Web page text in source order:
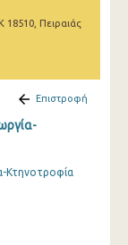
18510, Πειραιάς
Επιστροφή
Κτηνοτροφία